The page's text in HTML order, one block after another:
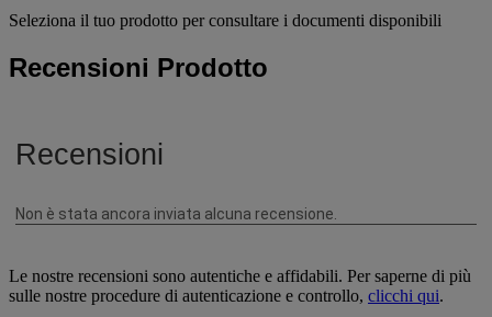
Seleziona il tuo prodotto per consultare i documenti disponibili
Recensioni Prodotto
Le nostre recensioni sono autentiche e affidabili. Per saperne di più
sulle nostre procedure di autenticazione e controllo, clicchi qui.